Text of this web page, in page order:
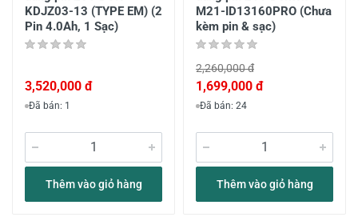
KDJZ03-13 (TYPE EM) (2
Pin 4.0Ah, 1 Sạc)
3,520,000 đ
Đã bán: 1
Thêm vào giỏ hàng
M21-ID13160PRO (Chưa
kèm pin & sạc)
2,260,000 đ
1,699,000 đ
Đã bán: 24
Thêm vào giỏ hàng